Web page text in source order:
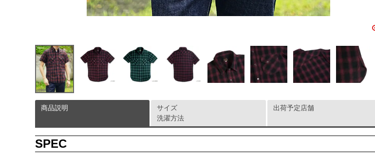
商品説明
SPEC
サイズ
洗濯方法
出荷予定店舗